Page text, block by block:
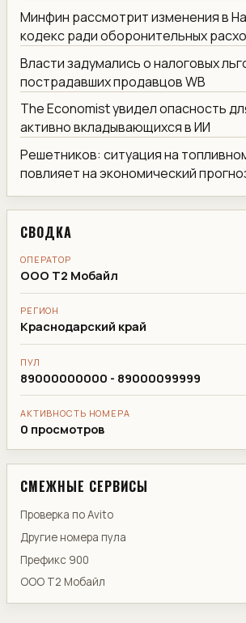
Минфин рассмотрит изменения в
кодекс ради оборонительных
Власти задумались о налоговых
пострадавших продавцов WB
The Economist увидел опасность
активно вкладывающихся в ИИ
Решетников: ситуация на
повлияет на экономический
СВОДКА
ОПЕРАТОР
ООО Т2 Мобайл
РЕГИОН
Краснодарский край
ПУЛ
89000000000 - 89000099999
АКТИВНОСТЬ НОМЕРА
0 просмотров
СМЕЖНЫЕ СЕРВИСЫ
Проверка по Avito
Другие номера пула
Префикс 900
ООО Т2 Мобайл